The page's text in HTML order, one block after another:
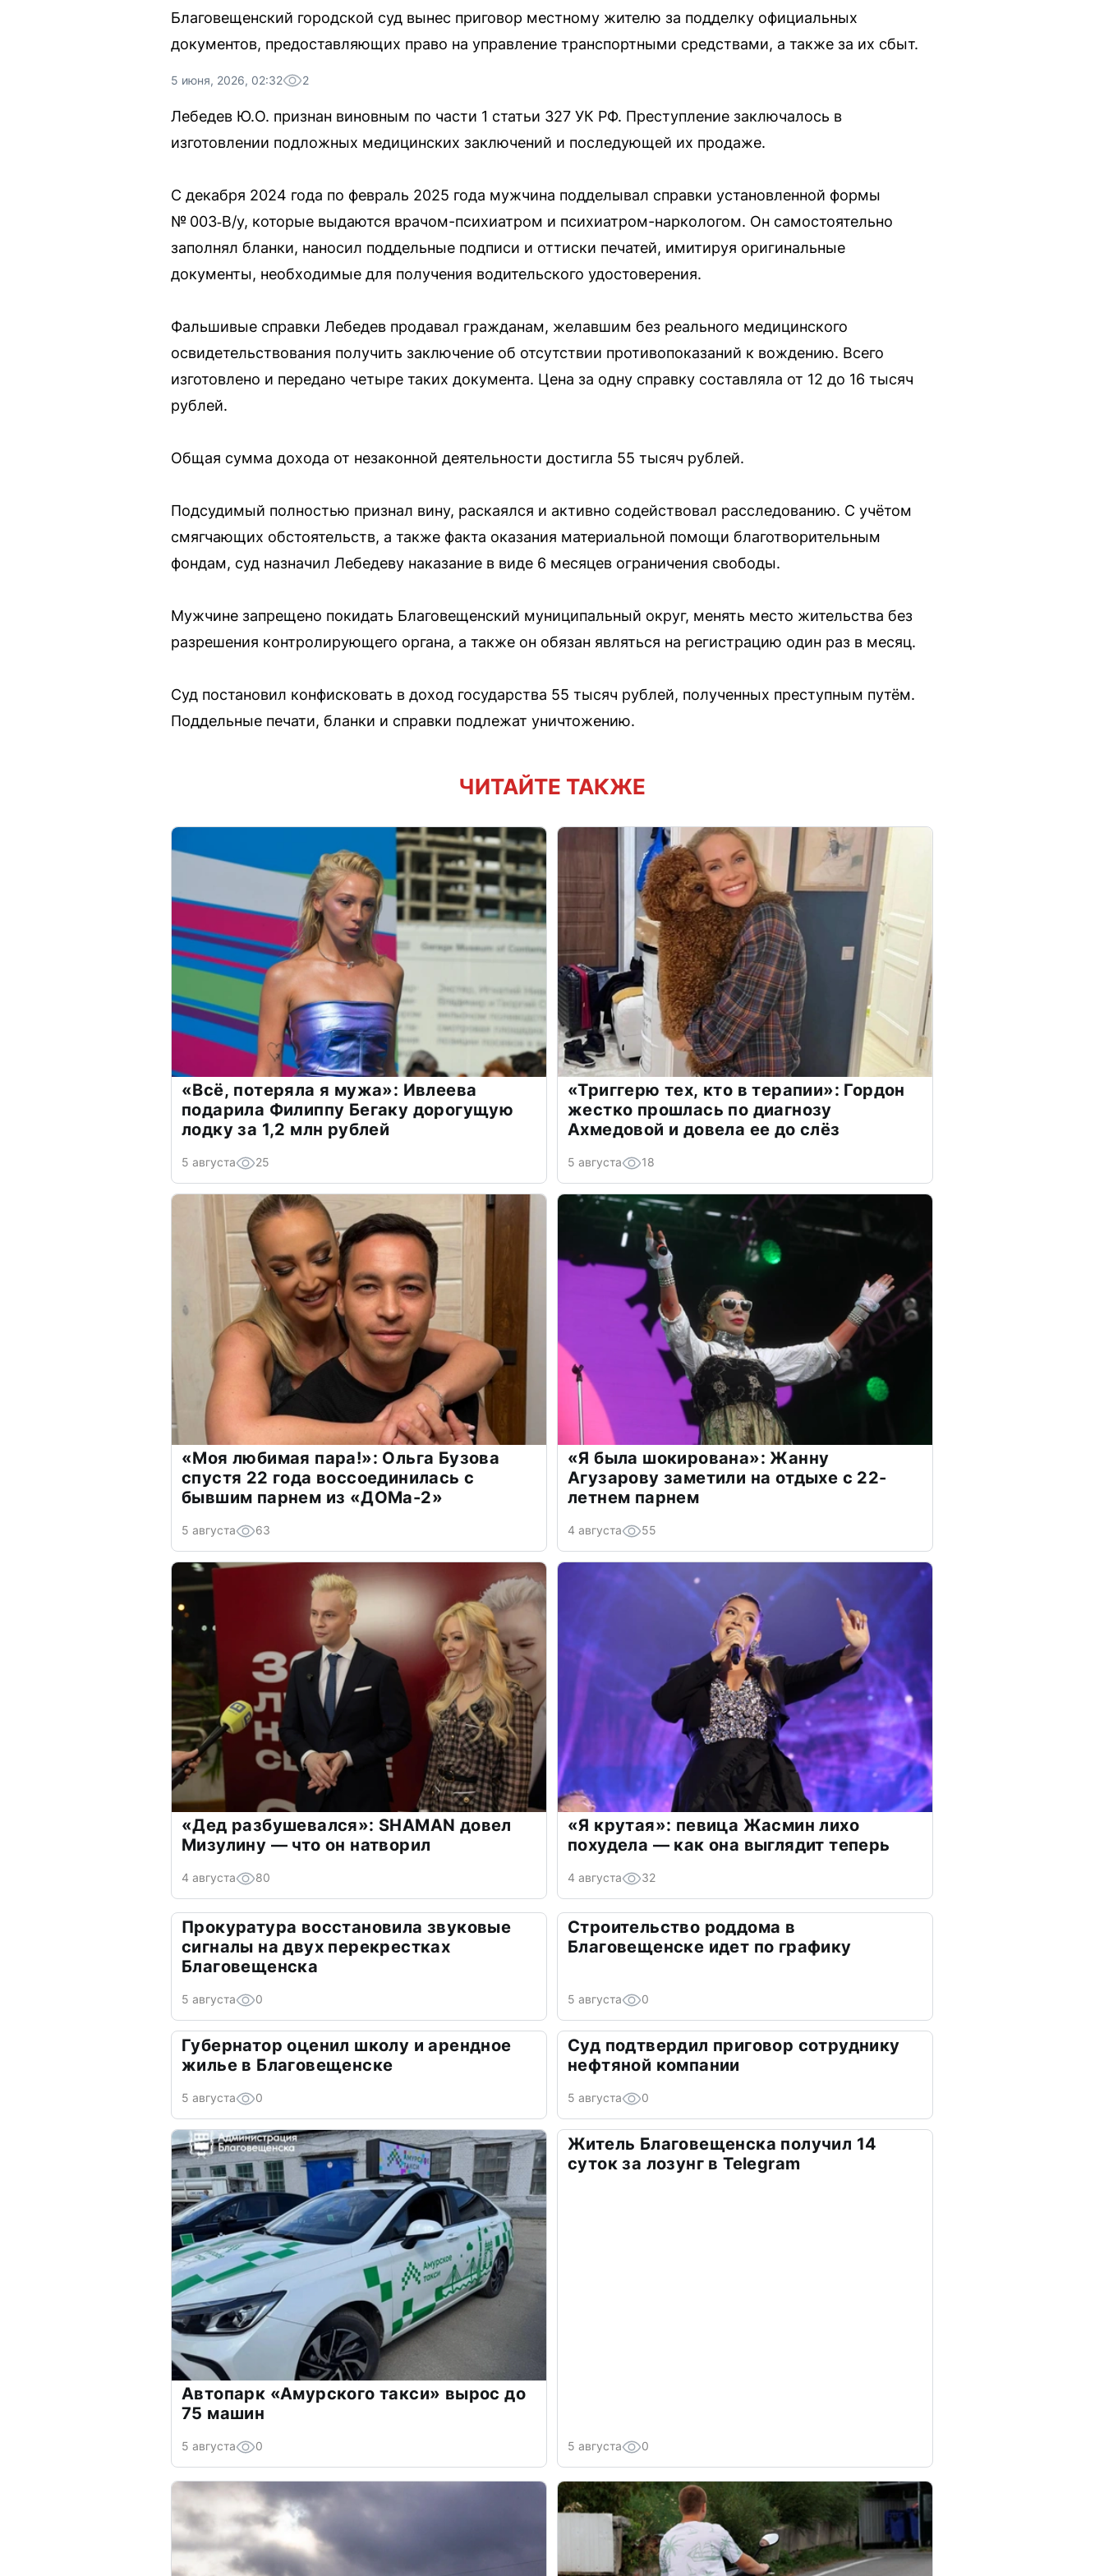
Благовещенский городской суд вынес приговор местному жителю за подделку официальных
документов, предоставляющих право на управление транспортными средствами, а также за их сбыт.
5 июня, 2026, 02:32 2
Лебедев Ю.О. признан виновным по части 1 статьи 327 УК РФ. Преступление заключалось в
изготовлении подложных медицинских заключений и последующей их продаже.
С декабря 2024 года по февраль 2025 года мужчина подделывал справки установленной формы
№ 003‑В/у, которые выдаются врачом-психиатром и психиатром-наркологом. Он самостоятельно
заполнял бланки, наносил поддельные подписи и оттиски печатей, имитируя оригинальные
документы, необходимые для получения водительского удостоверения.
Фальшивые справки Лебедев продавал гражданам, желавшим без реального медицинского
освидетельствования получить заключение об отсутствии противопоказаний к вождению. Всего
изготовлено и передано четыре таких документа. Цена за одну справку составляла от 12 до 16 тысяч
рублей.
Общая сумма дохода от незаконной деятельности достигла 55 тысяч рублей.
Подсудимый полностью признал вину, раскаялся и активно содействовал расследованию. С учётом
смягчающих обстоятельств, а также факта оказания материальной помощи благотворительным
фондам, суд назначил Лебедеву наказание в виде 6 месяцев ограничения свободы.
Мужчине запрещено покидать Благовещенский муниципальный округ, менять место жительства без
разрешения контролирующего органа, а также он обязан являться на регистрацию один раз в месяц.
Суд постановил конфисковать в доход государства 55 тысяч рублей, полученных преступным путём.
Поддельные печати, бланки и справки подлежат уничтожению.
ЧИТАЙТЕ ТАКЖЕ
«Всё, потеряла я мужа»: Ивлеева
подарила Филиппу Бегаку дорогущую
лодку за 1,2 млн рублей
5 августа 25
«Триггерю тех, кто в терапии»: Гордон
жестко прошлась по диагнозу
Ахмедовой и довела ее до слёз
5 августа 18
«Моя любимая пара!»: Ольга Бузова
спустя 22 года воссоединилась с
бывшим парнем из «ДОМа-2»
5 августа 63
«Я была шокирована»: Жанну
Агузарову заметили на отдыхе с 22-
летнем парнем
4 августа 55
«Дед разбушевался»: SHAMAN довел
Мизулину — что он натворил
4 августа 80
«Я крутая»: певица Жасмин лихо
похудела — как она выглядит теперь
4 августа 32
Прокуратура восстановила звуковые
сигналы на двух перекрестках
Благовещенска
5 августа 0
Строительство роддома в
Благовещенске идет по графику
5 августа 0
Губернатор оценил школу и арендное
жилье в Благовещенске
5 августа 0
Суд подтвердил приговор сотруднику
нефтяной компании
5 августа 0
Автопарк «Амурского такси» вырос до
75 машин
5 августа 0
Житель Благовещенска получил 14
суток за лозунг в Telegram
5 августа 0